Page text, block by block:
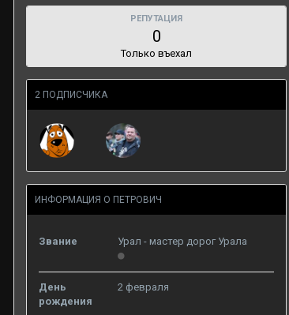
РЕПУТАЦИЯ
0
Только въехал
2 ПОДПИСЧИКА
ИНФОРМАЦИЯ О ПЕТРОВИЧ
Звание Урал - мастер дорог Урала
День
рождения
2 февраля